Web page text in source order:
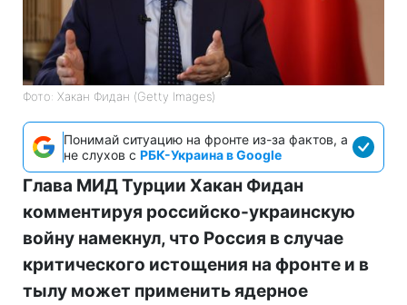
Фото: Хакан Фидан (Getty Images)
Понимай ситуацию на фронте из-за фактов, а
не слухов с РБК-Украина в Google
Глава МИД Турции Хакан Фидан
комментируя российско-украинскую
войну намекнул, что Россия в случае
критического истощения на фронте и в
тылу может применить ядерное